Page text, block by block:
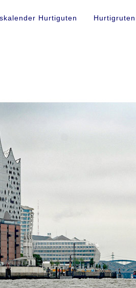
Hurtiguten Hurtigruten